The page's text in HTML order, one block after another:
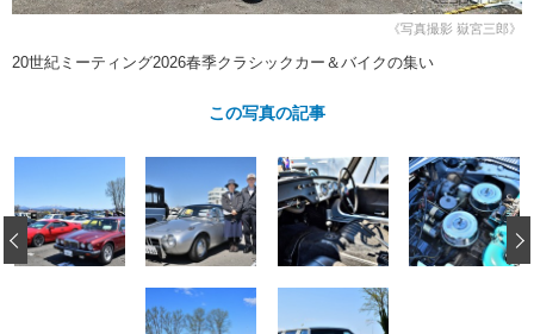
ショップレポート プロショップ検索
レストア
カーメーカー「旧車」関連プロジ
コラム
イベント
《写真撮影 嶽宮三郎》
20世紀ミーティング2026春季クラシックカー＆バイクの集い
この写真の記事
‹